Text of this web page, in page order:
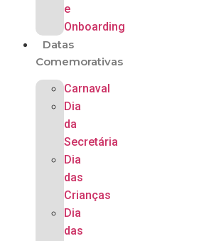
e
Onboarding
Datas
Comemorativas
Carnaval
Dia
da
Secretária
Dia
das
Crianças
Dia
das